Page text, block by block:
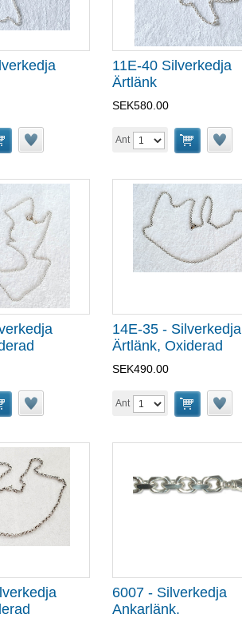
11E-40 Silverkedja
Ärtlänk
SEK580.00
Ant
14E-35 - Silverkedja
Ärtlänk, Oxiderad
SEK490.00
Ant
6007 - Silverkedja
Ankarlänk.